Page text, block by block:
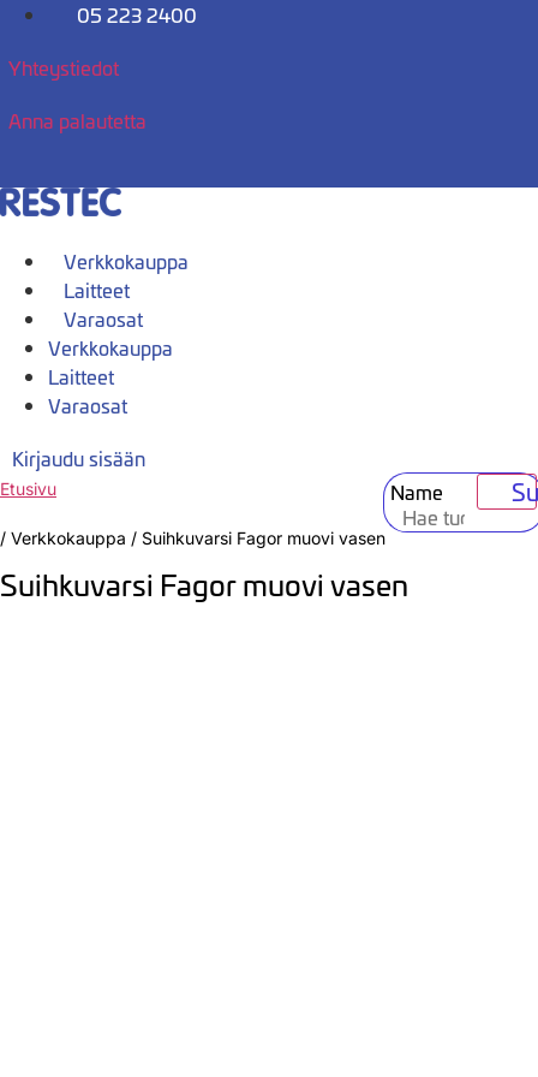
Mene
05 223 2400
Yhteystiedot
Anna palautetta
Verkkokauppa
Laitteet
Varaosat
Verkkokauppa
Laitteet
Varaosat
Kirjaudu sisään
Name
Etusivu
/ Verkkokauppa / Suihkuvarsi Fagor muovi vasen
Suihkuvarsi Fagor muovi vasen